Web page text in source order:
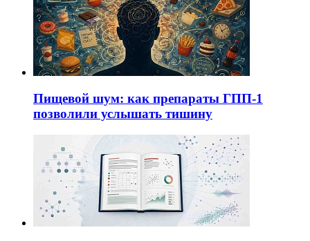
Пищевой шум: как препараты ГПП-1
позволили услышать тишину